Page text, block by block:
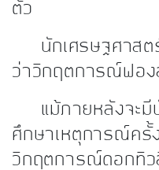
ตัว
นักเศรษฐศาสตร์
ว่าวิกฤตการณ์ฟอง
แม้ภายหลังจะมี
ศึกษาเหตุการณ์ครั้
วิกฤตการณ์ดอกทิว